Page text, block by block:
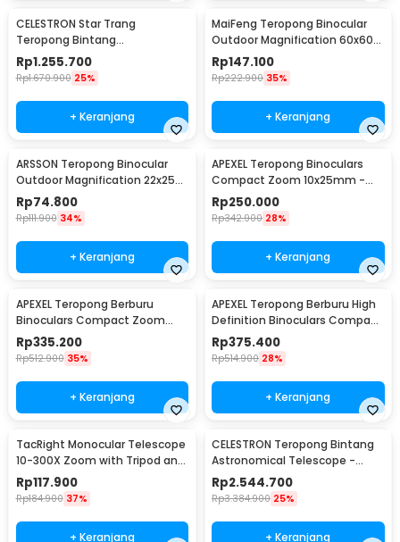
CELESTRON Star Trang
Teropong Bintang
Astronomical - SCTW-70
Rp1.255.700
Rp1.670.900 25%
+ Keranjang
MaiFeng Teropong Binocular
Outdoor Magnification 60x60
160000M - A4163
Rp147.100
Rp222.900 35%
+ Keranjang
ARSSON Teropong Binocular
Outdoor Magnification 22x25
Waterproof - PMT
Rp74.800
Rp111.900 34%
+ Keranjang
APEXEL Teropong Binoculars
Compact Zoom 10x25mm -
APL-PB10X25N
Rp250.000
Rp342.900 28%
+ Keranjang
APEXEL Teropong Berburu
Binoculars Compact Zoom
10x42mm - APL-RB10X42
Rp335.200
Rp512.900 35%
+ Keranjang
APEXEL Teropong Berburu High
Definition Binoculars Compact
Zoom 12x42 - APL-RB12X42
Rp375.400
Rp514.900 28%
+ Keranjang
TacRight Monocular Telescope
10-300X Zoom with Tripod and
Clip - T-11
Rp117.900
Rp184.900 37%
+ Keranjang
CELESTRON Teropong Bintang
Astronomical Telescope -
Deluxe 80EQ
Rp2.544.700
Rp3.384.900 25%
+ Keranjang